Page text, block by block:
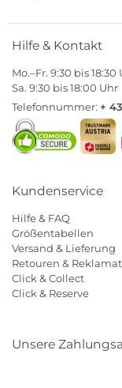
Hilfe & Kontakt
Mo.–Fr. 9:30 bis 18:30
Sa. 9:30 bis 18:00 Uhr
Telefonnummer: +
Kundenservice
Hilfe & FAQ
Größentabellen
Versand & Lieferung
Retouren &
Click & Collect
Click & Reserve
Unsere